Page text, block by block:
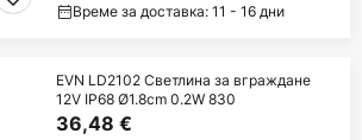
Време за доставка: 11 - 16 дни
EVN LD2102 Светлина за вграждане
12V IP68 Ø1.8cm 0.2W 830
36,48 €